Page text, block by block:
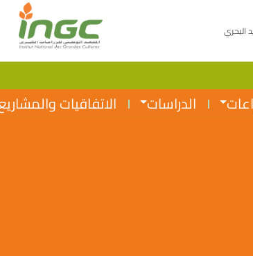
البحري
الدراسات الاتفاقيات